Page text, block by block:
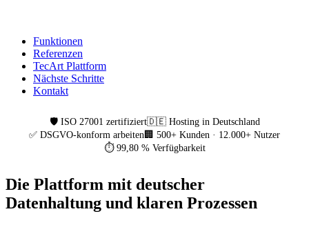
Funktionen
Referenzen
TecArt Plattform
Nächste Schritte
Kontakt
🛡️ ISO 27001 zertifiziert🇩🇪 Hosting in Deutschland
✅ DSGVO-konform arbeiten 🏢 500+ Kunden · 12.000+ Nutzer
⏱️ 99,80 % Verfügbarkeit
Die Plattform mit deutscher
Datenhaltung und klaren Prozessen